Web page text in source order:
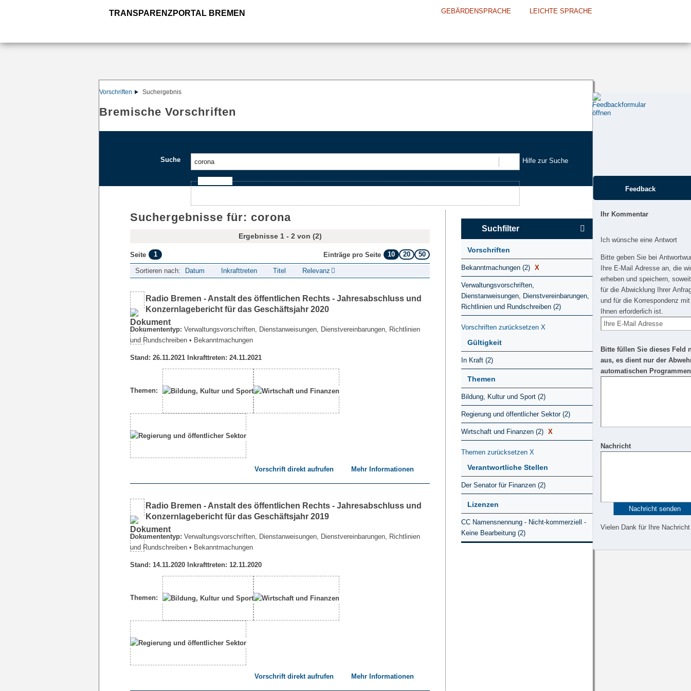
TRANSPARENZPORTAL BREMEN GEBÄRDENSPRACHE LEICHTE SPRACHE
Vorschriften Suchergebnis
Bremische Vorschriften
Suche Hilfe zur Suche
Suchergebnisse für: corona
Ergebnisse 1 - 2 von (2)
Seite 1 Einträge pro Seite 10 20 50
Sortieren nach: Datum Inkrafttreten Titel Relevanz
Radio Bremen - Anstalt des öffentlichen Rechts - Jahresabschluss und
Konzernlagebericht für das Geschäftsjahr 2020
Dokumententyp: Verwaltungsvorschriften, Dienstanweisungen, Dienstvereinbarungen, Richtlinien
und Rundschreiben • Bekanntmachungen
Stand: 26.11.2021 Inkrafttreten: 24.11.2021
Themen:
Vorschrift direkt aufrufen Mehr Informationen
Radio Bremen - Anstalt des öffentlichen Rechts - Jahresabschluss und
Konzernlagebericht für das Geschäftsjahr 2019
Dokumententyp: Verwaltungsvorschriften, Dienstanweisungen, Dienstvereinbarungen, Richtlinien
und Rundschreiben • Bekanntmachungen
Stand: 14.11.2020 Inkrafttreten: 12.11.2020
Themen:
Vorschrift direkt aufrufen Mehr Informationen
Suchfilter
Vorschriften
Bekanntmachungen (2) X
Verwaltungsvorschriften,
Dienstanweisungen, Dienstvereinbarungen,
Richtlinien und Rundschreiben (2)
Vorschriften zurücksetzen X
Gültigkeit
In Kraft (2)
Themen
Bildung, Kultur und Sport (2)
Regierung und öffentlicher Sektor (2)
Wirtschaft und Finanzen (2) X
Themen zurücksetzen X
Verantwortliche Stellen
Der Senator für Finanzen (2)
Lizenzen
CC Namensnennung - Nicht-kommerziell -
Keine Bearbeitung (2)
Feedback
Ihr Kommentar
Ich wünsche eine Antwort
Bitte geben Sie bei
Ihre E-Mail Adresse an, die
erheben und speichern,
für die Abwicklung Ihrer
und für die Korrespondenz mit
Ihnen erforderlich ist.
Bitte füllen Sie dieses Feld
aus, es dient nur der
automatischen
Nachricht
Vielen Dank für Ihre Nachricht